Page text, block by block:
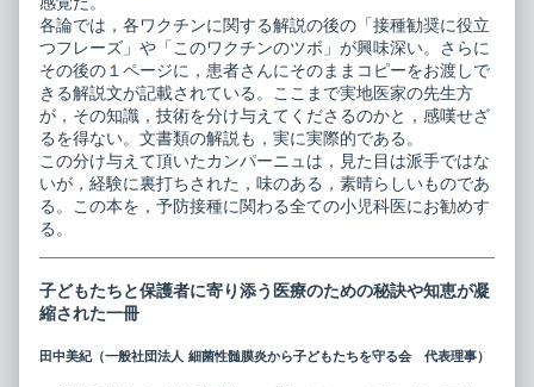
各論では，各ワクチンに関する解説の後の「接種勧奨に役立
つフレーズ」や「このワクチンのツボ」が興味深い。さらに
その後の１ページに，患者さんにそのままコピーをお渡しで
きる解説文が記載されている。ここまで実地医家の先生方
が，その知識，技術を分け与えてくださるのかと，感嘆せざ
るを得ない。文書類の解説も，実に実際的である。
この分け与えて頂いたカンパーニュは，見た目は派手ではな
いが，経験に裏打ちされた，味のある，素晴らしいものであ
る。この本を，予防接種に関わる全ての小児科医にお勧めす
る。
子どもたちと保護者に寄り添う医療のための秘訣や知恵が凝
縮された一冊
田中美紀（一般社団法人 細菌性髄膜炎から子どもたちを守る会 代表理事）